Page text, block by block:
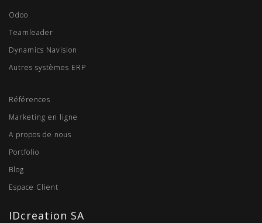
Odoo
Teamleader
Dynamics Navision
Autres systèmes ERP
Références
Marketing en ligne
A propos de nous
Portfolio
Blog
Espace Client
IDcreation SA